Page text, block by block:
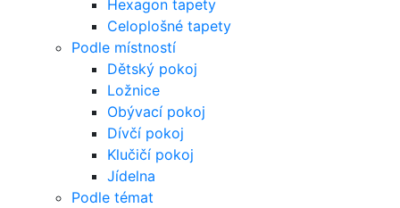
Hexagon tapety
Celoplošné tapety
Podle místností
Dětský pokoj
Ložnice
Obývací pokoj
Dívčí pokoj
Klučičí pokoj
Jídelna
Podle témat